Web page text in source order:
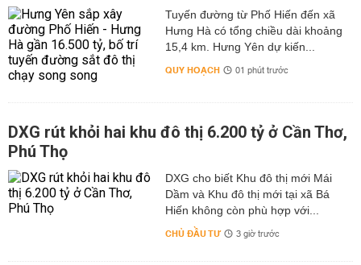
Tuyến đường từ Phố Hiến đến xã
Hưng Hà có tổng chiều dài khoảng
15,4 km. Hưng Yên dự kiến...
QUY HOẠCH 01 phút trước
DXG rút khỏi hai khu đô thị 6.200 tỷ ở Cần Thơ,
Phú Thọ
DXG cho biết Khu đô thị mới Mái
Dầm và Khu đô thị mới tại xã Bá
Hiến không còn phù hợp với...
CHỦ ĐẦU TƯ 3 giờ trước